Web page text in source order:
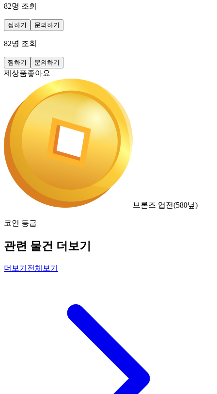
82명 조회
찜하기 문의하기
82명 조회
찜하기 문의하기
제상품좋아요
브론즈 엽전(580닢)
코인 등급
관련 물건 더보기
더보기 전체보기